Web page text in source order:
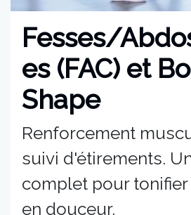
Fesses/
es (FAC) et
Shape
Renforcement
suivi d'étirements.
complet pour
en douceur.